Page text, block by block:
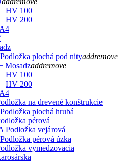
HV 100
HV 200
plochá pod nityaddremove
Mosadzaddremove
HV 100
HV 200
na drevené konštrukcie
plochá hrubá
pérová
Podložka vejárová
pérová úzka
vymedzovacia